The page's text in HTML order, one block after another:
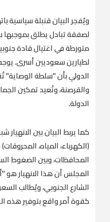
ويُفجر البيان قنبلة سياسية
لصفقة تبادل يطلق بموجبها
متورطة في اغتيال قادة
لطيارين سعوديين أسرى.
الدولي بأن "سلطة
والقرصنة، وتُعيد تمكين
الدولة.
كما يربط البيان بين الانهيار
(الكهرباء، المياه،
المحافظات، وبين الضغوط
المجلس أن هذا الانهيار
الشارع الجنوبي، ويُطالب
كقوة أمر واقع بتوفير هذه